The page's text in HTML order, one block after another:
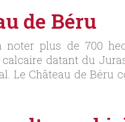
de Béru
noter plus de 700
datant du
Le Château de Béru